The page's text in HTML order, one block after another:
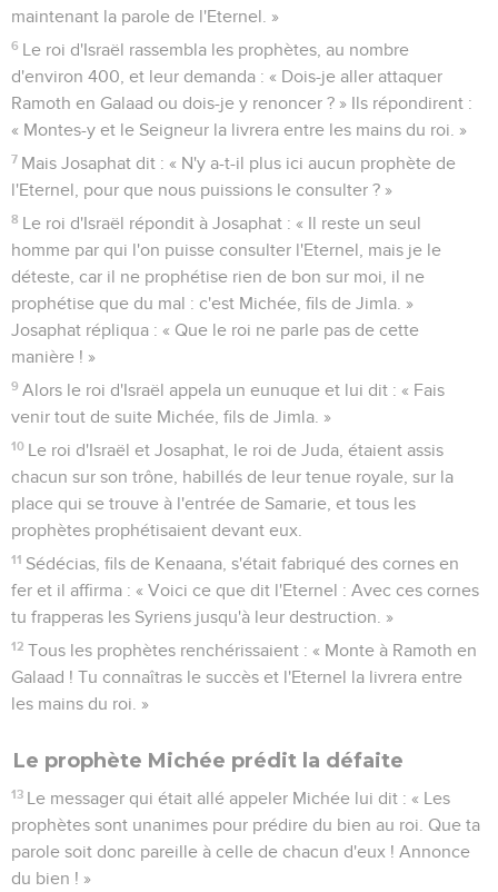
maintenant la parole de l'Eternel. »
6 Le roi d'Israël rassembla les prophètes, au nombre
d'environ 400, et leur demanda : « Dois-je aller attaquer
Ramoth en Galaad ou dois-je y renoncer ? » Ils répondirent :
« Montes-y et le Seigneur la livrera entre les mains du roi. »
7 Mais Josaphat dit : « N'y a-t-il plus ici aucun prophète de
l'Eternel, pour que nous puissions le consulter ? »
8 Le roi d'Israël répondit à Josaphat : « Il reste un seul
homme par qui l'on puisse consulter l'Eternel, mais je le
déteste, car il ne prophétise rien de bon sur moi, il ne
prophétise que du mal : c'est Michée, fils de Jimla. »
Josaphat répliqua : « Que le roi ne parle pas de cette
manière ! »
9 Alors le roi d'Israël appela un eunuque et lui dit : « Fais
venir tout de suite Michée, fils de Jimla. »
10 Le roi d'Israël et Josaphat, le roi de Juda, étaient assis
chacun sur son trône, habillés de leur tenue royale, sur la
place qui se trouve à l'entrée de Samarie, et tous les
prophètes prophétisaient devant eux.
11 Sédécias, fils de Kenaana, s'était fabriqué des cornes en
fer et il affirma : « Voici ce que dit l'Eternel : Avec ces cornes
tu frapperas les Syriens jusqu'à leur destruction. »
12 Tous les prophètes renchérissaient : « Monte à Ramoth en
Galaad ! Tu connaîtras le succès et l'Eternel la livrera entre
les mains du roi. »
Le prophète Michée prédit la défaite
13 Le messager qui était allé appeler Michée lui dit : « Les
prophètes sont unanimes pour prédire du bien au roi. Que ta
parole soit donc pareille à celle de chacun d'eux ! Annonce
du bien ! »